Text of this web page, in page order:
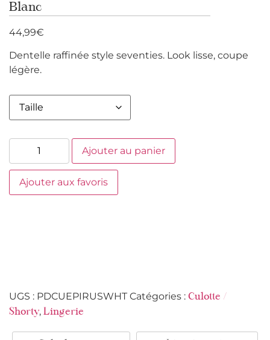
Blanc
44,99€
Dentelle raffinée style seventies. Look lisse, coupe
légère.
Ajouter au panier
Ajouter aux favoris
UGS : PDCUEPIRUSWHT Catégories : Culotte /
Shorty, Lingerie